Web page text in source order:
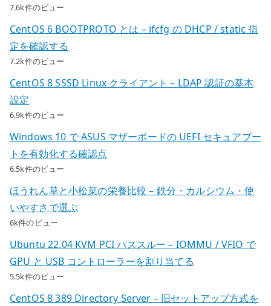
7.6k件のビュー
CentOS 6 BOOTPROTO とは – ifcfg の DHCP / static 指
定を確認する
7.2k件のビュー
CentOS 8 SSSD Linux クライアント – LDAP 認証の基本
設定
6.9k件のビュー
Windows 10 で ASUS マザーボードの UEFI セキュアブー
トを有効化する確認点
6.5k件のビュー
ほうれん草と小松菜の栄養比較 – 鉄分・カルシウム・使
いやすさで選ぶ
6k件のビュー
Ubuntu 22.04 KVM PCI パススルー – IOMMU / VFIO で
GPU と USB コントローラーを割り当てる
5.5k件のビュー
CentOS 8 389 Directory Server – 旧セットアップ方式を